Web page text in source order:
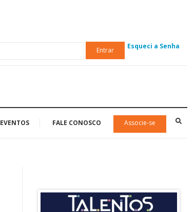
Entrar Esqueci a Senha
EVENTOS FALE CONOSCO Associe-se